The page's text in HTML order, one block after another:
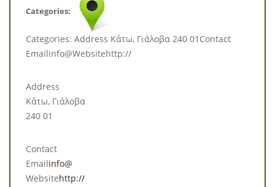
Categories:
Categories: Address Κάτω, Γιάλοβα 240 01Contact
Emailinfo@Websitehttp://
Address
Κάτω, Γιάλοβα
240 01
Contact
Emailinfo@
Websitehttp://